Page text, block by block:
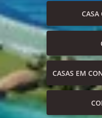
CASA
CASAS EM